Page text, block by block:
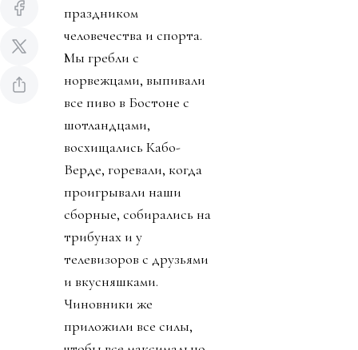
праздником
человечества и спорта.
Мы гребли с
норвежцами, выпивали
все пиво в Бостоне с
шотландцами,
восхищались Кабо-
Верде, горевали, когда
проигрывали наши
сборные, собирались на
трибунах и у
телевизоров с друзьями
и вкусняшками.
Чиновники же
приложили все силы,